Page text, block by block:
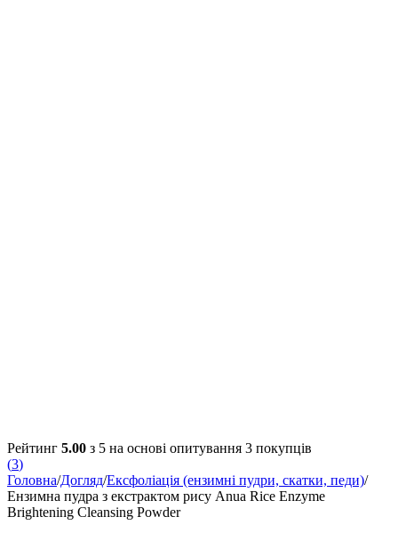
Рейтинг 5.00 з 5 на основі опитування 3 покупців
(3)
Головна/Догляд/Ексфоліація (ензимні пудри, скатки, педи)/
Ензимна пудра з екстрактом рису Anua Rice Enzyme
Brightening Cleansing Powder